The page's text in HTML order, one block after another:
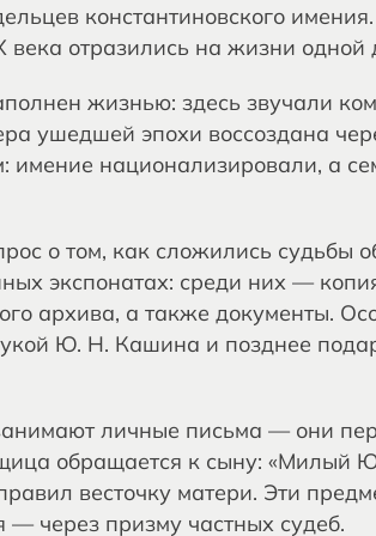
константиновского
отразились на жизни одной
жизнью: здесь звучали
ушедшей эпохи воссоздана
имение национализировали, а
о том, как сложились судьбы
экспонатах: среди них —
архива, а также документы.
Ю. Н. Кашина и позднее
личные письма — они
обращается к сыну: «Милый
весточку матери. Эти
— через призму частных судеб.